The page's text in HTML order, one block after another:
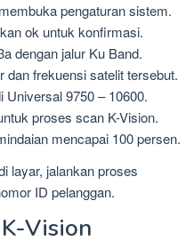
pengaturan sistem.
ok untuk konfirmasi.
dengan jalur Ku Band.
dan frekuensi satelit tersebut.
9750 – 10600.
proses scan K-Vision.
mencapai 100 persen.
layar, jalankan proses
ID pelanggan.
Vision